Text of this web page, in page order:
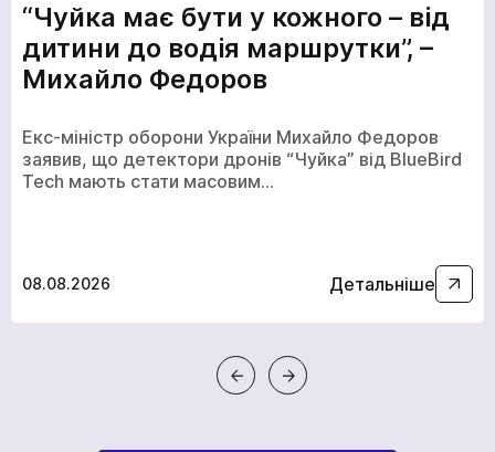
“Чуйка має бути у кожного – від
дитини до водія маршрутки”, –
Михайло Федоров
Екс-міністр оборони України Михайло Федоров
заявив, що детектори дронів “Чуйка” від BlueBird
Tech мають стати масовим…
08.08.2026 Детальніше